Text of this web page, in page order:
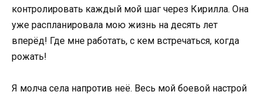
контролировать каждый мой шаг через Кирилла. Она
уже распланировала мою жизнь на десять лет
вперёд! Где мне работать, с кем встречаться, когда
рожать!
Я молча села напротив неё. Весь мой боевой настрой